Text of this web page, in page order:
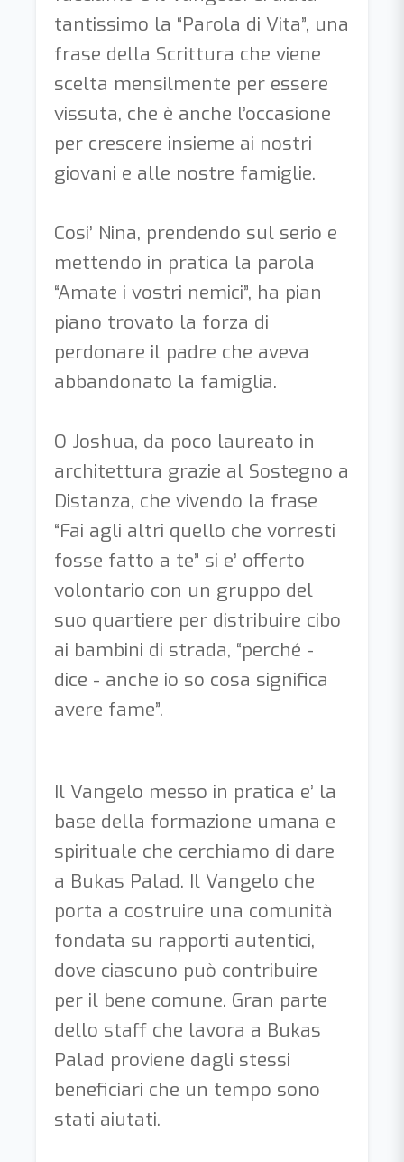
tantissimo la “Parola di Vita”, una
frase della Scrittura che viene
scelta mensilmente per essere
vissuta, che è anche l’occasione
per crescere insieme ai nostri
giovani e alle nostre famiglie.
Cosi’ Nina, prendendo sul serio e
mettendo in pratica la parola
“Amate i vostri nemici”, ha pian
piano trovato la forza di
perdonare il padre che aveva
abbandonato la famiglia.
O Joshua, da poco laureato in
architettura grazie al Sostegno a
Distanza, che vivendo la frase
“Fai agli altri quello che vorresti
fosse fatto a te” si e’ offerto
volontario con un gruppo del
suo quartiere per distribuire cibo
ai bambini di strada, “perché -
dice - anche io so cosa significa
avere fame”.
Il Vangelo messo in pratica e’ la
base della formazione umana e
spirituale che cerchiamo di dare
a Bukas Palad. Il Vangelo che
porta a costruire una comunità
fondata su rapporti autentici,
dove ciascuno può contribuire
per il bene comune. Gran parte
dello staff che lavora a Bukas
Palad proviene dagli stessi
beneficiari che un tempo sono
stati aiutati.